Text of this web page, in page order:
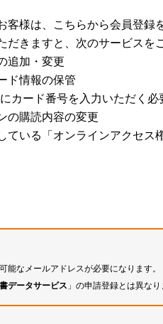
客様は、こちらから会員登録
だきますと、次のサービスを
追加・変更
ド情報の保管
カード番号を入力いただく必
の購読内容の変更
ている「オンラインアクセス
能なメールアドレスが必要になります。
データサービス 」の申請登録とは異なり